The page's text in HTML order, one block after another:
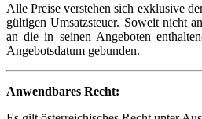
Alle Preise verstehen sich exklusive
gültigen Umsatzsteuer. Soweit nicht
an die in seinen Angeboten
Angebotsdatum gebunden.
Anwendbares Recht: